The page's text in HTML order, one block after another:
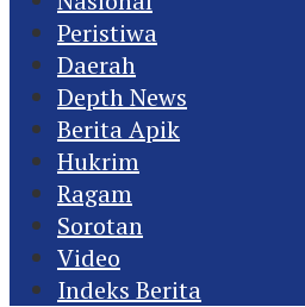
Peristiwa
Daerah
Depth News
Berita Apik
Hukrim
Ragam
Sorotan
Video
Indeks Berita